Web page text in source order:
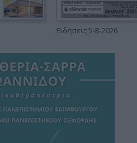
Ειδήσεις 5-8-2026